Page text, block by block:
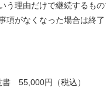
う理由だけで継続するも
項がなくなった場合は終了
書 55,000円（税込）